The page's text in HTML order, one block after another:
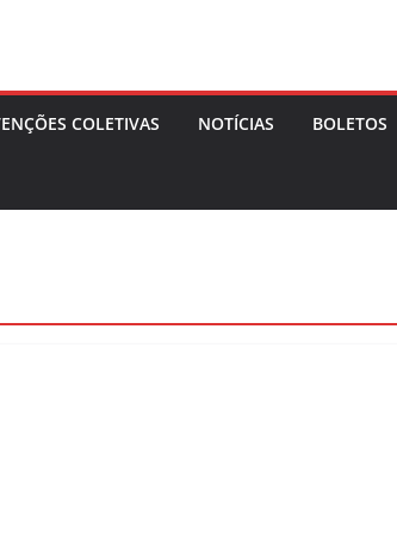
COLETIVAS NOTÍCIAS BOLETOS